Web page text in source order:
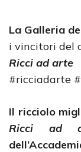
La Galleria
i vincitori del
Ricci ad arte
#ricciadarte
Il ricciolo
Ricci ad